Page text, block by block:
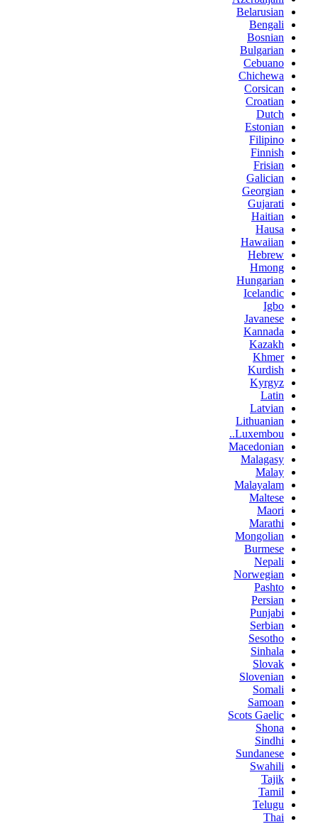
Belarusian
Bengali
Bosnian
Bulgarian
Cebuano
Chichewa
Corsican
Croatian
Dutch
Estonian
Filipino
Finnish
Frisian
Galician
Georgian
Gujarati
Haitian
Hausa
Hawaiian
Hebrew
Hmong
Hungarian
Icelandic
Igbo
Javanese
Kannada
Kazakh
Khmer
Kurdish
Kyrgyz
Latin
Latvian
Lithuanian
Luxembou..
Macedonian
Malagasy
Malay
Malayalam
Maltese
Maori
Marathi
Mongolian
Burmese
Nepali
Norwegian
Pashto
Persian
Punjabi
Serbian
Sesotho
Sinhala
Slovak
Slovenian
Somali
Samoan
Scots Gaelic
Shona
Sindhi
Sundanese
Swahili
Tajik
Tamil
Telugu
Thai